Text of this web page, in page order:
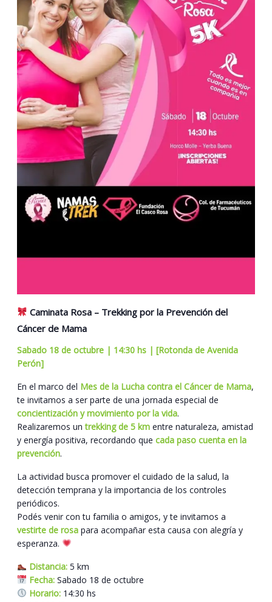
Caminata Rosa – Trekking por la Prevención del
Cáncer de Mama
Sabado 18 de octubre | 14:30 hs | [Rotonda de Avenida
Perón]
En el marco del Mes de la Lucha contra el Cáncer de Mama,
te invitamos a ser parte de una jornada especial de
concientización y movimiento por la vida.
Realizaremos untrekking de 5 km entre naturaleza, amistad
y energía positiva, recordando quecada paso cuenta en la
prevención.
La actividad busca promover el cuidado de la salud, la
detección temprana y la importancia de los controles
periódicos.
Podés venir con tu familia o amigos, y te invitamos a
vestirte de rosa para acompañar esta causa con alegría y
esperanza.
Distancia: 5 km
Fecha: Sabado 18 de octubre
Horario: 14:30 hs